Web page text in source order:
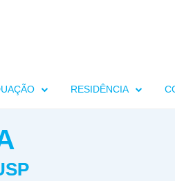
RESIDÊNCIA